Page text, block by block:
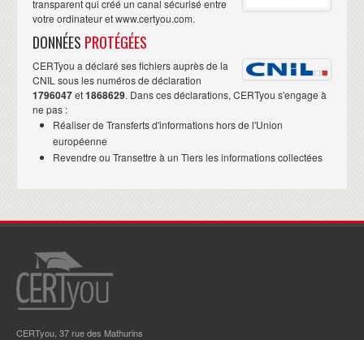
transparent qui créé un canal sécurisé entre
votre ordinateur et www.certyou.com.
DONNÉES PROTÉGÉES
CERTyou a déclaré ses fichiers auprès de la
CNIL sous les numéros de déclaration
1796047et1868629. Dans ces déclarations, CERTyou s'engage à
ne pas :
Réaliser de Transferts d'informations hors de l'Union
européenne
Revendre ou Transettre à un Tiers les informations collectées
CERTyou, 37 rue des Mathurins